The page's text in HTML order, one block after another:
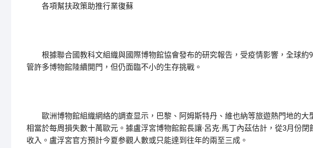
各項幫扶政策助推行業復蘇
根據聯合國教科文組織與國際博物館協會發布的研究報告，受疫情影響，全球約
管許多博物館陸續開門，但仍面臨不小的生存挑戰。
歐洲博物館組織網絡的調查显示，巴黎、阿姆斯特丹、維也納等旅遊熱門地的大
相當於每周損失數十萬歐元。據盧浮宮博物館館長讓·呂克·馬丁內茲估計，從3月份
收入。盧浮宮官方預計今夏参觀人數或只能達到往年的兩至三成。